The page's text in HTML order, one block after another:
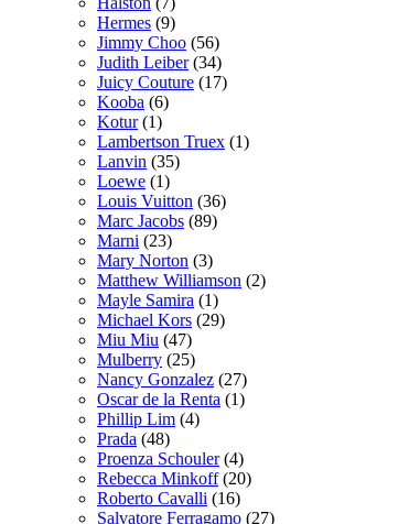
Hermes (9)
Jimmy Choo (56)
Judith Leiber(34)
Juicy Couture (17)
Kooba (6)
Kotur(1)
Lambertson Truex (1)
Lanvin (35)
Loewe (1)
Louis Vuitton (36)
Marc Jacobs (89)
Marni (23)
Mary Norton (3)
Matthew Williamson (2)
Mayle Samira (1)
Michael Kors (29)
Miu Miu (47)
Mulberry (25)
Nancy Gonzalez (27)
Oscar de la Renta (1)
Phillip Lim (4)
Prada (48)
Proenza Schouler(4)
Rebecca Minkoff(20)
Roberto Cavalli (16)
Salvatore Ferragamo (27)